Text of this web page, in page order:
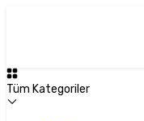
Tüm Kategoriler